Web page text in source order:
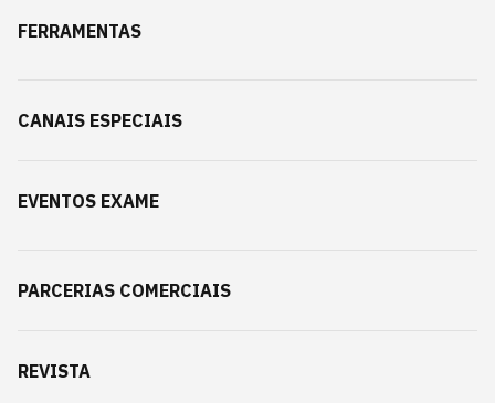
FERRAMENTAS
CANAIS ESPECIAIS
EVENTOS EXAME
PARCERIAS COMERCIAIS
REVISTA